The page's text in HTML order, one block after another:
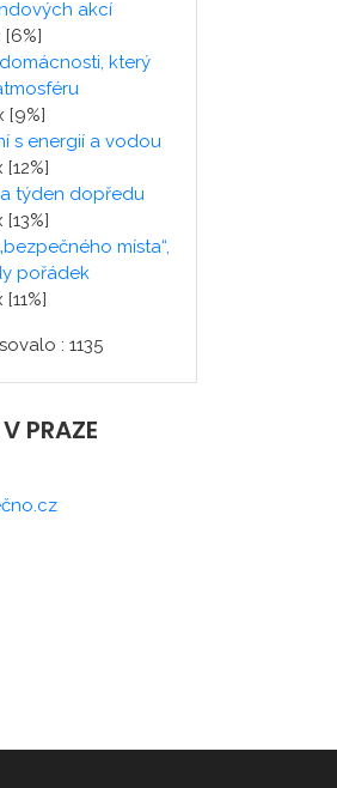
akcí
[6%]
který
[9%]
s energií a vodou
[12%]
týden dopředu
[13%]
místa“,
pořádek
[11%]
: 1135
PRAZE